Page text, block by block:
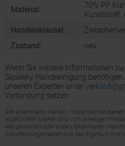
Material:
70% PP
Kunststoff,
Handelsklausel:
Zustand:
neu
Wenn Sie weitere Informationen
Squeeky Handreinigung
unseren Experten unter
Verbindung setzen.